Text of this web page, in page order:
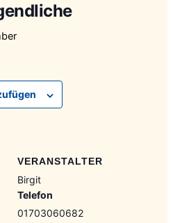
VERANSTALTER
Birgit
Telefon
01703060682